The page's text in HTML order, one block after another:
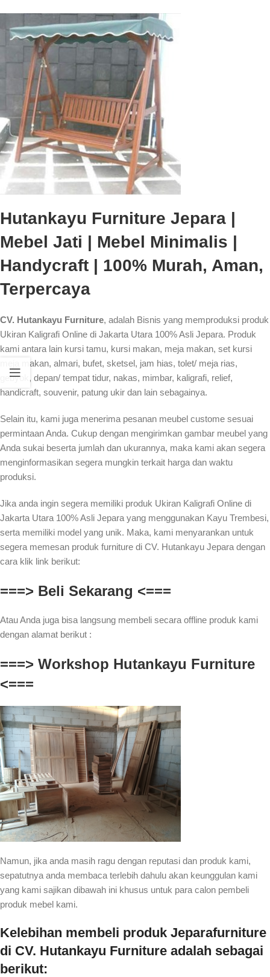
Hutankayu Furniture Jepara |
Mebel Jati | Mebel Minimalis |
Handycraft | 100% Murah, Aman,
Terpercaya
CV. Hutankayu Furniture, adalah Bisnis yang memproduksi produk
Ukiran Kaligrafi Online di Jakarta Utara 100% Asli Jepara. Produk
kami antara lain kursi tamu, kursi makan, meja makan, set kursi
meja makan, almari, bufet, sketsel, jam hias, tolet/ meja rias,
gebyok, depan/ tempat tidur, nakas, mimbar, kaligrafi, relief,
handicraft, souvenir, patung ukir dan lain sebagainya.
Selain itu, kami juga menerima pesanan meubel custome sesuai
permintaan Anda. Cukup dengan mengirimkan gambar meubel yang
Anda sukai beserta jumlah dan ukurannya, maka kami akan segera
menginformasikan segera mungkin terkait harga dan waktu
produksi.
Jika anda ingin segera memiliki produk Ukiran Kaligrafi Online di
Jakarta Utara 100% Asli Jepara yang menggunakan Kayu Trembesi,
serta memiliki model yang unik. Maka, kami menyarankan untuk
segera memesan produk furniture di CV. Hutankayu Jepara dengan
cara klik link berikut:
===> Beli Sekarang <===
Atau Anda juga bisa langsung membeli secara offline produk kami
dengan alamat berikut :
===> Workshop Hutankayu Furniture
<===
Namun, jika anda masih ragu dengan reputasi dan produk kami,
sepatutnya anda membaca terlebih dahulu akan keunggulan kami
yang kami sajikan dibawah ini khusus untuk para calon pembeli
produk mebel kami.
Kelebihan membeli produk Jeparafurniture
di CV. Hutankayu Furniture adalah sebagai
berikut: